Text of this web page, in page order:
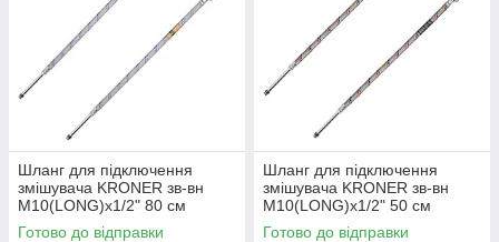
Шланг для підключення
змішувача KRONER зв-вн
M10(LONG)x1/2" 80 см
297364 CV036713
Готово до відправки
Шланг для підключення
змішувача KRONER зв-вн
M10(LONG)x1/2" 50 см
297365 CV036714
Готово до відправки